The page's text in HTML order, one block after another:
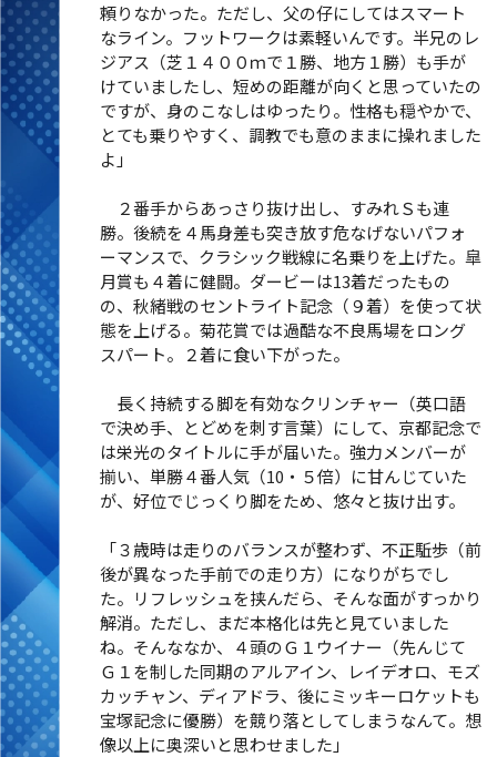
頼りなかった。ただし、父の仔にしてはスマート
なライン。フットワークは素軽いんです。半兄のレ
ジアス（芝１４００ｍで１勝、地方１勝）も手が
けていましたし、短めの距離が向くと思っていたの
ですが、身のこなしはゆったり。性格も穏やかで、
とても乗りやすく、調教でも意のままに操れました
よ」
２番手からあっさり抜け出し、すみれＳも連
勝。後続を４馬身差も突き放す危なげないパフォ
ーマンスで、クラシック戦線に名乗りを上げた。皐
月賞も４着に健闘。ダービーは13着だったもの
の、秋緒戦のセントライト記念（９着）を使って状
態を上げる。菊花賞では過酷な不良馬場をロング
スパート。２着に食い下がった。
長く持続する脚を有効なクリンチャー（英口語
で決め手、とどめを刺す言葉）にして、京都記念で
は栄光のタイトルに手が届いた。強力メンバーが
揃い、単勝４番人気（10・５倍）に甘んじていた
が、好位でじっくり脚をため、悠々と抜け出す。
「３歳時は走りのバランスが整わず、不正駈歩（前
後が異なった手前での走り方）になりがちでし
た。リフレッシュを挟んだら、そんな面がすっかり
解消。ただし、まだ本格化は先と見ていました
ね。そんななか、４頭のＧ１ウイナー（先んじて
Ｇ１を制した同期のアルアイン、レイデオロ、モズ
カッチャン、ディアドラ、後にミッキーロケットも
宝塚記念に優勝）を競り落としてしまうなんて。想
像以上に奥深いと思わせました」